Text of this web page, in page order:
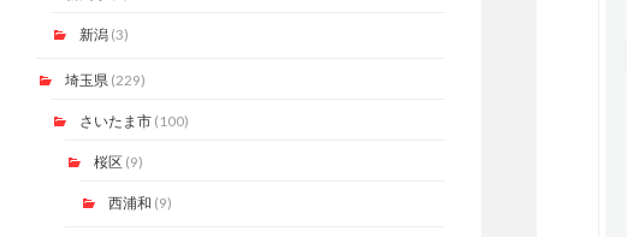
新潟(3)
埼玉県 (229)
さいたま市(100)
桜区(9)
西浦和 (9)